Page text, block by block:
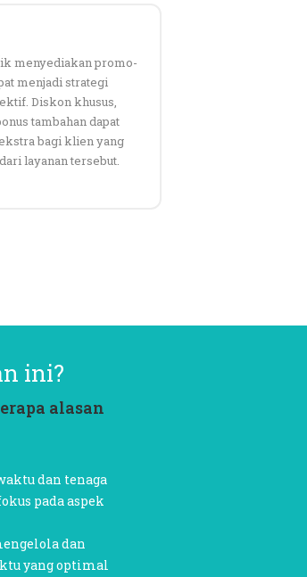
menyediakan promo-
menjadi strategi
Diskon khusus,
tambahan dapat
bagi klien yang
layanan tersebut.
ini?
alasan
dan tenaga
pada aspek
dan
yang optimal